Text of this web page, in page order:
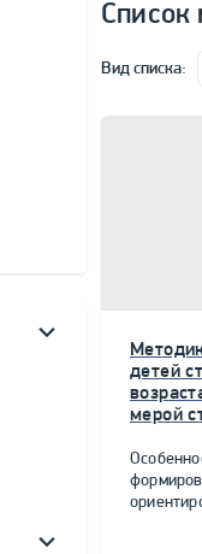
Список
Вид списка:
детей
мерой